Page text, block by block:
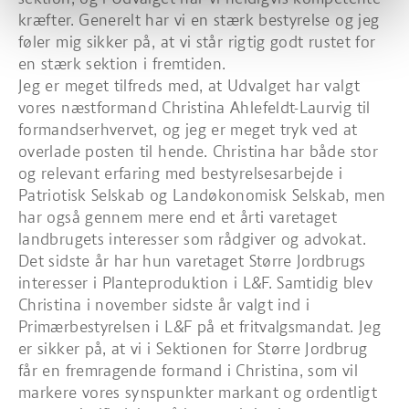
kræfter. Generelt har vi en stærk bestyrelse og jeg
føler mig sikker på, at vi står rigtig godt rustet for
en stærk sektion i fremtiden.
Jeg er meget tilfreds med, at Udvalget har valgt
vores næstformand Christina Ahlefeldt-Laurvig til
formandserhvervet, og jeg er meget tryk ved at
overlade posten til hende. Christina har både stor
og relevant erfaring med bestyrelsesarbejde i
Patriotisk Selskab og Landøkonomisk Selskab, men
har også gennem mere end et årti varetaget
landbrugets interesser som rådgiver og advokat.
Det sidste år har hun varetaget Større Jordbrugs
interesser i Planteproduktion i L&F. Samtidig blev
Christina i november sidste år valgt ind i
Primærbestyrelsen i L&F på et fritvalgsmandat. Jeg
er sikker på, at vi i Sektionen for Større Jordbrug
får en fremragende formand i Christina, som vil
markere vores synspunkter markant og ordentligt